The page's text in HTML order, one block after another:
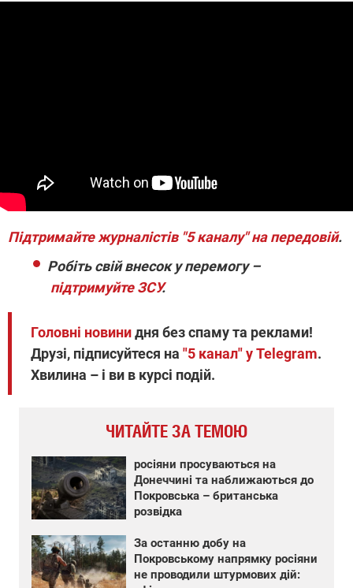
Підтримайте журналістів "5 каналу" на передовій.
Робіть свій внесок у перемогу –
підтримуйте ЗСУ.
Головні новинидня без спаму та реклами!
Друзі, підписуйтеся на "5 канал" у Telegram.
Хвилина – і ви в курсі подій.
ЧИТАЙТЕ ЗА ТЕМОЮ
росіяни просуваються на
Донеччині та наближаються до
Покровська – британська
розвідка
За останню добу на
Покровському напрямку росіяни
не проводили штурмових дій: